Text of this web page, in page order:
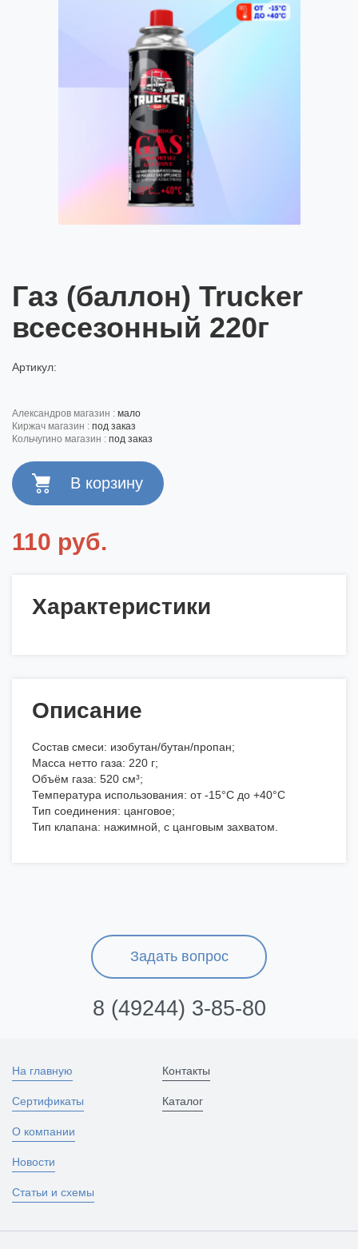
Газ (баллон) Trucker
всесезонный 220г
Артикул:
александров магазин : мало
киржач магазин : под заказ
кольчугино магазин : под заказ
110 руб.
Характеристики
Описание
Состав смеси: изобутан/бутан/пропан;
Масса нетто газа: 220 г;
Объём газа: 520 см³;
Температура использования: от -15°C до +40°C
Тип соединения: цанговое;
Тип клапана: нажимной, с цанговым захватом.
Задать вопрос
8 (49244) 3-85-80
На главную
Сертификаты
О компании
Новости
Статьи и схемы
Контакты
Каталог